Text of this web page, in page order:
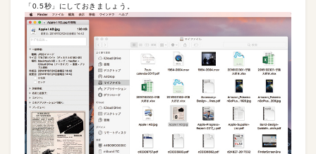
「0.5秒」にしておきましょう。